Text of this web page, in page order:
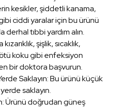
kesikler, şiddetli kanama,
gibi ciddi yaralar için bu ürünü
tıbbi yardım alın.
şişlik, sıcaklık,
koku gibi enfeksiyon
bir doktora başvurun.
Saklayın: Bu ürünü küçük
saklayın.
Ürünü doğrudan güneş